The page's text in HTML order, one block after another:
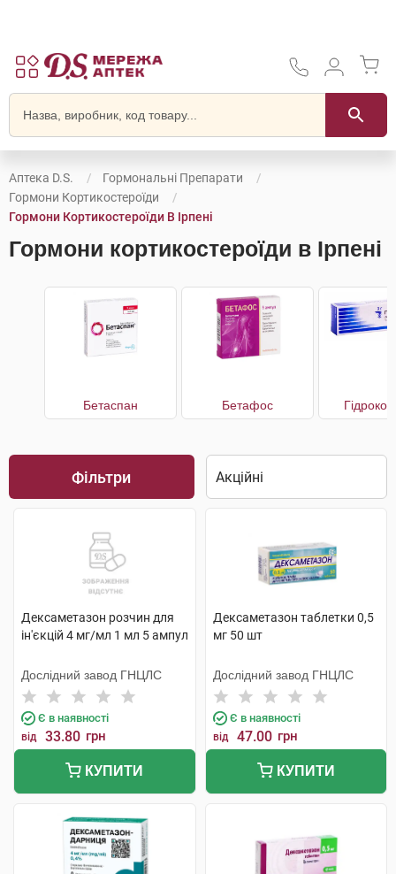
Аптека D.S.
Гормональні Препарати
Гормони Кортикостероїди
Гормони Кортикостероїди В Ірпені
Гормони кортикостероїди в Ірпені
Бетаспан Бетафос
Фільтри
Дексаметазон розчин для
ін'єкцій 4 мг/мл 1 мл 5 ампул
Дослідний завод ГНЦЛС
Є в наявності
від 33.80 грн
КУПИТИ
Дексаметазон таблетки 0,5
мг 50 шт
Дослідний завод ГНЦЛС
Є в наявності
від 47.00 грн
КУПИТИ